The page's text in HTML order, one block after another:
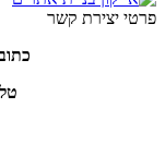
פרטי יצירת קשר